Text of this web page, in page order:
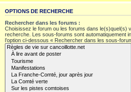
OPTIONS DE RECHERCHE
Rechercher dans les forums :
Choisissez le forum ou les forums dans le(s)quel(s)
recherche. Les sous-forums sont automatiquement
l’option ci-dessous « Rechercher dans les sous-